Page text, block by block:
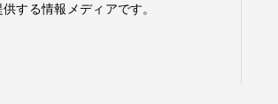
する情報メディアです。